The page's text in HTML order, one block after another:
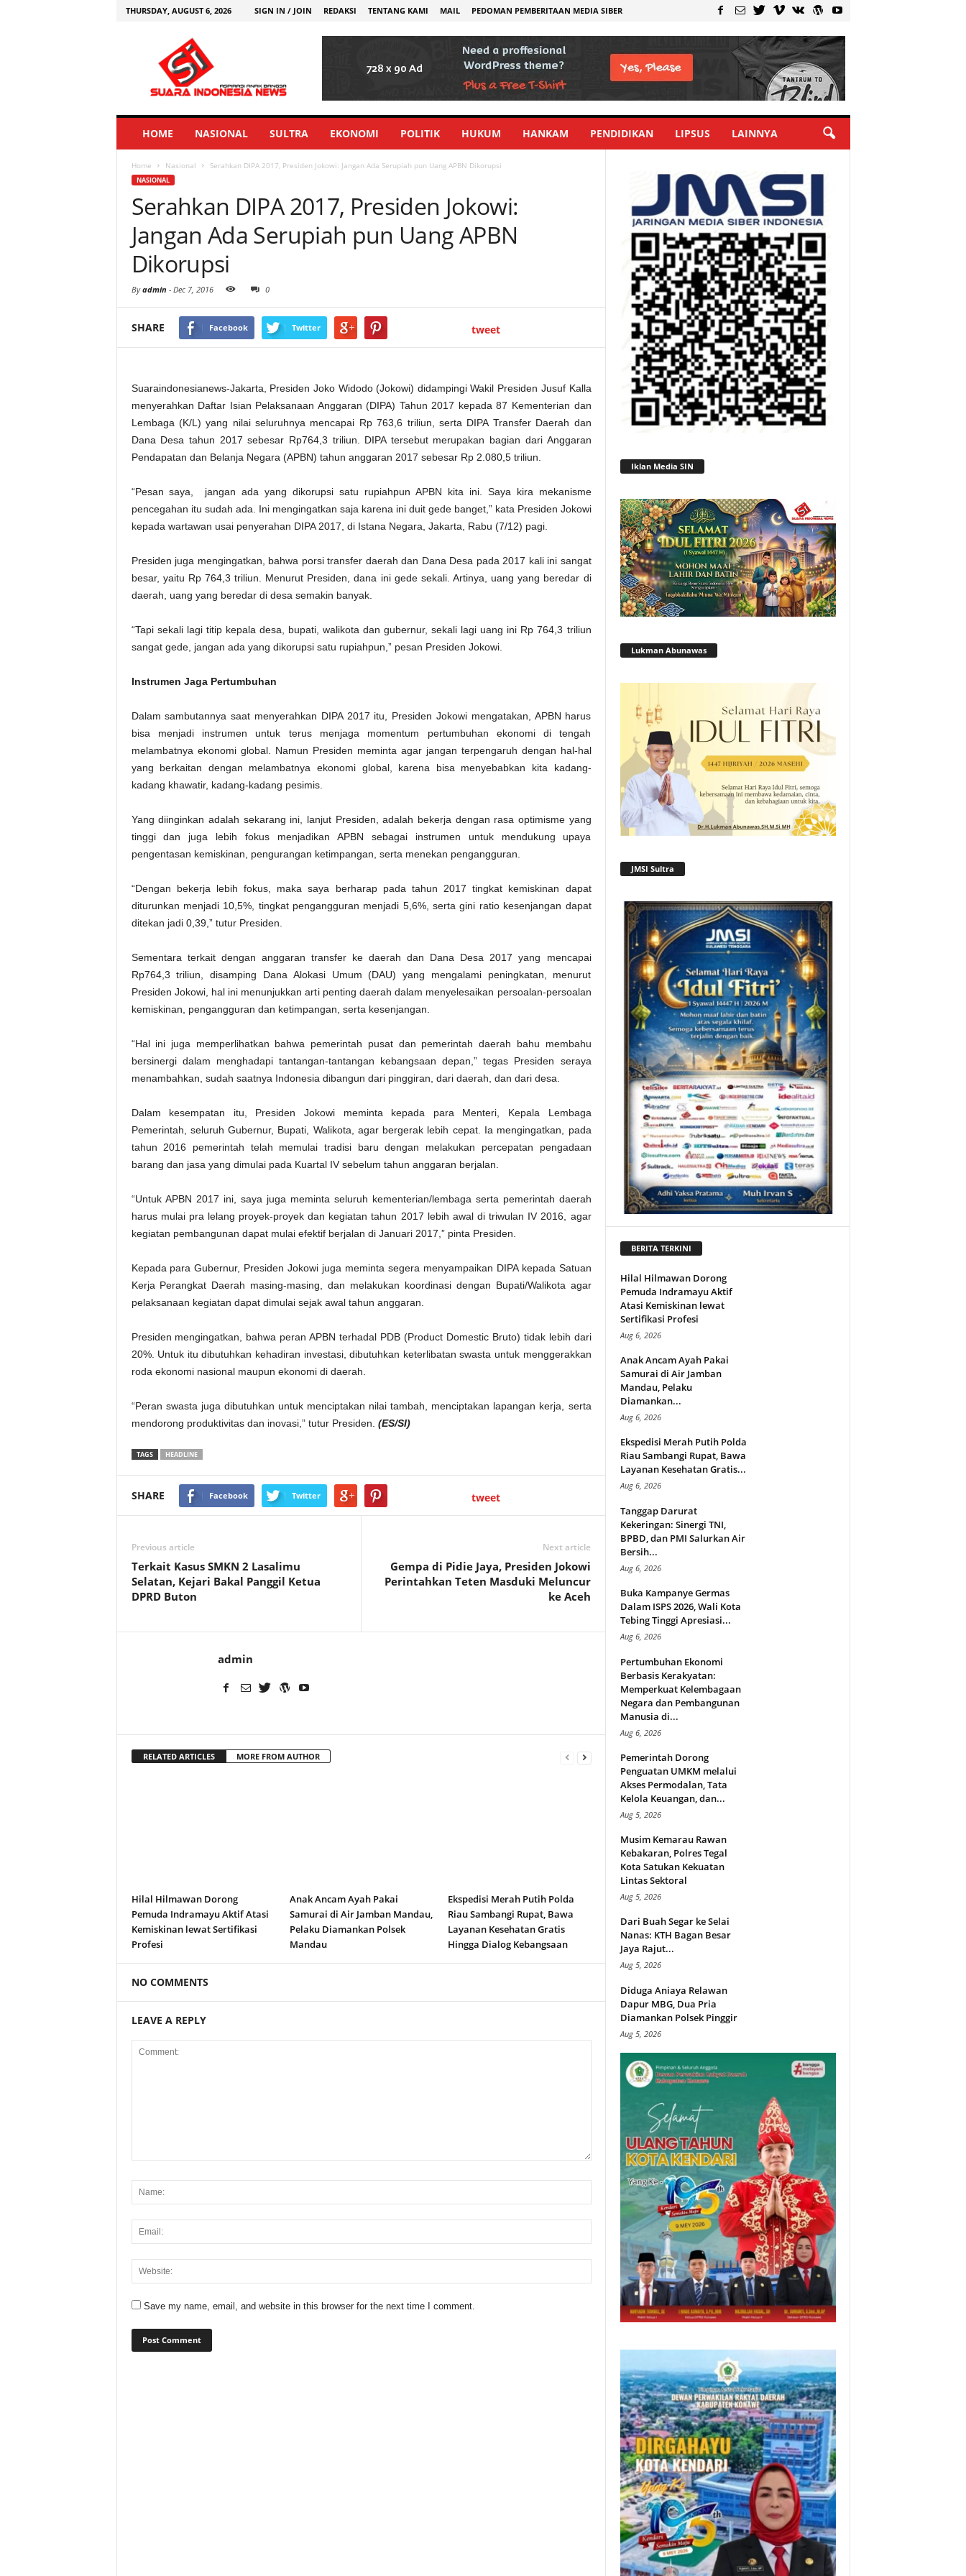
THURSDAY, AUGUST 6, 2026 SIGN IN / JOIN REDAKSI TENTANG KAMI MAIL PEDOMAN PEMBERITAAN MEDIA SIBER
HOME NASIONAL SULTRA EKONOMI POLITIK HUKUM HANKAM PENDIDIKAN LIPSUS LAINNYA
Home Nasional Serahkan DIPA 2017, Presiden Jokowi: Jangan Ada Serupiah pun Uang APBN Dikorupsi
NASIONAL
Serahkan DIPA 2017, Presiden Jokowi:
Jangan Ada Serupiah pun Uang APBN
Dikorupsi
Byadmin - Dec 7, 2016 0
SHARE Facebook Twitter tweet
Suaraindonesianews-Jakarta, Presiden Joko Widodo (Jokowi) didampingi Wakil Presiden Jusuf Kalla
menyerahkan Daftar Isian Pelaksanaan Anggaran (DIPA) Tahun 2017 kepada 87 Kementerian dan
Lembaga (K/L) yang nilai seluruhnya mencapai Rp 763,6 triliun, serta DIPA Transfer Daerah dan
Dana Desa tahun 2017 sebesar Rp764,3 triliun. DIPA tersebut merupakan bagian dari Anggaran
Pendapatan dan Belanja Negara (APBN) tahun anggaran 2017 sebesar Rp 2.080,5 triliun.
“Pesan saya, jangan ada yang dikorupsi satu rupiahpun APBN kita ini. Saya kira mekanisme
pencegahan itu sudah ada. Ini mengingatkan saja karena ini duit gede banget,” kata Presiden Jokowi
kepada wartawan usai penyerahan DIPA 2017, di Istana Negara, Jakarta, Rabu (7/12) pagi.
Presiden juga mengingatkan, bahwa porsi transfer daerah dan Dana Desa pada 2017 kali ini sangat
besar, yaitu Rp 764,3 triliun. Menurut Presiden, dana ini gede sekali. Artinya, uang yang beredar di
daerah, uang yang beredar di desa semakin banyak.
“Tapi sekali lagi titip kepala desa, bupati, walikota dan gubernur, sekali lagi uang ini Rp 764,3 triliun
sangat gede, jangan ada yang dikorupsi satu rupiahpun,” pesan Presiden Jokowi.
Instrumen Jaga Pertumbuhan
Dalam sambutannya saat menyerahkan DIPA 2017 itu, Presiden Jokowi mengatakan, APBN harus
bisa menjadi instrumen untuk terus menjaga momentum pertumbuhan ekonomi di tengah
melambatnya ekonomi global. Namun Presiden meminta agar jangan terpengaruh dengan hal-hal
yang berkaitan dengan melambatnya ekonomi global, karena bisa menyebabkan kita kadang-
kadang khawatir, kadang-kadang pesimis.
Yang diinginkan adalah sekarang ini, lanjut Presiden, adalah bekerja dengan rasa optimisme yang
tinggi dan juga lebih fokus menjadikan APBN sebagai instrumen untuk mendukung upaya
pengentasan kemiskinan, pengurangan ketimpangan, serta menekan pengangguran.
“Dengan bekerja lebih fokus, maka saya berharap pada tahun 2017 tingkat kemiskinan dapat
diturunkan menjadi 10,5%, tingkat pengangguran menjadi 5,6%, serta gini ratio kesenjangan dapat
ditekan jadi 0,39,” tutur Presiden.
Sementara terkait dengan anggaran transfer ke daerah dan Dana Desa 2017 yang mencapai
Rp764,3 triliun, disamping Dana Alokasi Umum (DAU) yang mengalami peningkatan, menurut
Presiden Jokowi, hal ini menunjukkan arti penting daerah dalam menyelesaikan persoalan-persoalan
kemiskinan, pengangguran dan ketimpangan, serta kesenjangan.
“Hal ini juga memperlihatkan bahwa pemerintah pusat dan pemerintah daerah bahu membahu
bersinergi dalam menghadapi tantangan-tantangan kebangsaan depan,” tegas Presiden seraya
menambahkan, sudah saatnya Indonesia dibangun dari pinggiran, dari daerah, dan dari desa.
Dalam kesempatan itu, Presiden Jokowi meminta kepada para Menteri, Kepala Lembaga
Pemerintah, seluruh Gubernur, Bupati, Walikota, agar bergerak lebih cepat. Ia mengingatkan, pada
tahun 2016 pemerintah telah memulai tradisi baru dengan melakukan percepatan pengadaan
barang dan jasa yang dimulai pada Kuartal IV sebelum tahun anggaran berjalan.
“Untuk APBN 2017 ini, saya juga meminta seluruh kementerian/lembaga serta pemerintah daerah
harus mulai pra lelang proyek-proyek dan kegiatan tahun 2017 lebih awal di triwulan IV 2016, agar
kegiatan pembangunan dapat mulai efektif berjalan di Januari 2017,” pinta Presiden.
Kepada para Gubernur, Presiden Jokowi juga meminta segera menyampaikan DIPA kepada Satuan
Kerja Perangkat Daerah masing-masing, dan melakukan koordinasi dengan Bupati/Walikota agar
pelaksanaan kegiatan dapat dimulai sejak awal tahun anggaran.
Presiden mengingatkan, bahwa peran APBN terhadal PDB (Product Domestic Bruto) tidak lebih dari
20%. Untuk itu dibutuhkan kehadiran investasi, dibutuhkan keterlibatan swasta untuk menggerakkan
roda ekonomi nasional maupun ekonomi di daerah.
“Peran swasta juga dibutuhkan untuk menciptakan nilai tambah, menciptakan lapangan kerja, serta
mendorong produktivitas dan inovasi,” tutur Presiden. (ES/SI)
TAGS HEADLINE
SHARE Facebook Twitter tweet
Previous article
Terkait Kasus SMKN 2 Lasalimu
Selatan, Kejari Bakal Panggil Ketua
DPRD Buton
Next article
Gempa di Pidie Jaya, Presiden Jokowi
Perintahkan Teten Masduki Meluncur
ke Aceh
admin
RELATED ARTICLES MORE FROM AUTHOR
Hilal Hilmawan Dorong
Pemuda Indramayu Aktif Atasi
Kemiskinan lewat Sertifikasi
Profesi
Anak Ancam Ayah Pakai
Samurai di Air Jamban Mandau,
Pelaku Diamankan Polsek
Mandau
Ekspedisi Merah Putih Polda
Riau Sambangi Rupat, Bawa
Layanan Kesehatan Gratis
Hingga Dialog Kebangsaan
NO COMMENTS
LEAVE A REPLY
Save my name, email, and website in this browser for the next time I comment.
Iklan Media SIN
Lukman Abunawas
JMSI Sultra
BERITA TERKINI
Hilal Hilmawan Dorong
Pemuda Indramayu Aktif
Atasi Kemiskinan lewat
Sertifikasi Profesi
Aug 6, 2026
Anak Ancam Ayah Pakai
Samurai di Air Jamban
Mandau, Pelaku
Diamankan...
Aug 6, 2026
Ekspedisi Merah Putih Polda
Riau Sambangi Rupat, Bawa
Layanan Kesehatan Gratis...
Aug 6, 2026
Tanggap Darurat
Kekeringan: Sinergi TNI,
BPBD, dan PMI Salurkan Air
Bersih...
Aug 6, 2026
Buka Kampanye Germas
Dalam ISPS 2026, Wali Kota
Tebing Tinggi Apresiasi...
Aug 6, 2026
Pertumbuhan Ekonomi
Berbasis Kerakyatan:
Memperkuat Kelembagaan
Negara dan Pembangunan
Manusia di...
Aug 6, 2026
Pemerintah Dorong
Penguatan UMKM melalui
Akses Permodalan, Tata
Kelola Keuangan, dan...
Aug 5, 2026
Musim Kemarau Rawan
Kebakaran, Polres Tegal
Kota Satukan Kekuatan
Lintas Sektoral
Aug 5, 2026
Dari Buah Segar ke Selai
Nanas: KTH Bagan Besar
Jaya Rajut...
Aug 5, 2026
Diduga Aniaya Relawan
Dapur MBG, Dua Pria
Diamankan Polsek Pinggir
Aug 5, 2026